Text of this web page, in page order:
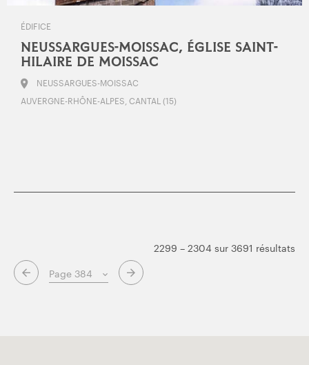
ÉDIFICE
NEUSSARGUES-MOISSAC, ÉGLISE SAINT-
HILAIRE DE MOISSAC
NEUSSARGUES-MOISSAC
AUVERGNE-RHÔNE-ALPES, CANTAL (15)
Page suivante
2299 – 2304 sur 3691 résultats